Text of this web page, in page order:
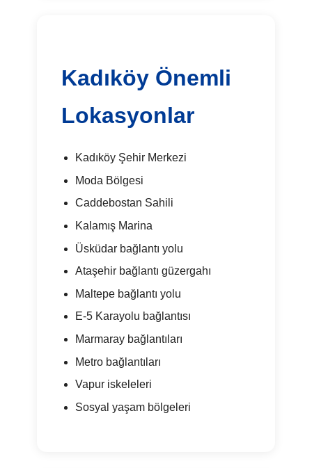
Kadıköy Önemli
Lokasyonlar
Kadıköy Şehir Merkezi
Moda Bölgesi
Caddebostan Sahili
Kalamış Marina
Üsküdar bağlantı yolu
Ataşehir bağlantı güzergahı
Maltepe bağlantı yolu
E-5 Karayolu bağlantısı
Marmaray bağlantıları
Metro bağlantıları
Vapur iskeleleri
Sosyal yaşam bölgeleri